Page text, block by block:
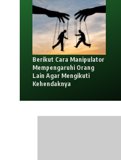
Berikut Cara Manipulator
Mempengaruhi Orang
Lain Agar Mengikuti
Kehendaknya